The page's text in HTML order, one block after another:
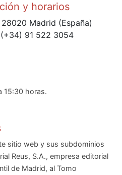
y horarios
Madrid (España)
91 522 3054
15:30 horas.
sitio web y sus subdominios
Reus, S.A., empresa editorial
de Madrid, al Tomo